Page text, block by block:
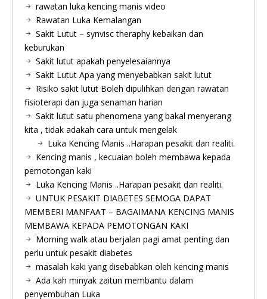
rawatan luka kencing manis video
Rawatan Luka Kemalangan
Sakit Lutut – synvisc theraphy kebaikan dan
keburukan
Sakit lutut apakah penyelesaiannya
Sakit Lutut Apa yang menyebabkan sakit lutut
Risiko sakit lutut Boleh dipulihkan dengan rawatan
fisioterapi dan juga senaman harian
Sakit lutut satu phenomena yang bakal menyerang
kita , tidak adakah cara untuk mengelak
Luka Kencing Manis ..Harapan pesakit dan realiti.
Kencing manis , kecuaian boleh membawa kepada
pemotongan kaki
Luka Kencing Manis ..Harapan pesakit dan realiti.
UNTUK PESAKIT DIABETES SEMOGA DAPAT
MEMBERI MANFAAT – BAGAIMANA KENCING MANIS
MEMBAWA KEPADA PEMOTONGAN KAKI
Morning walk atau berjalan pagi amat penting dan
perlu untuk pesakit diabetes
masalah kaki yang disebabkan oleh kencing manis
Ada kah minyak zaitun membantu dalam
penyembuhan Luka